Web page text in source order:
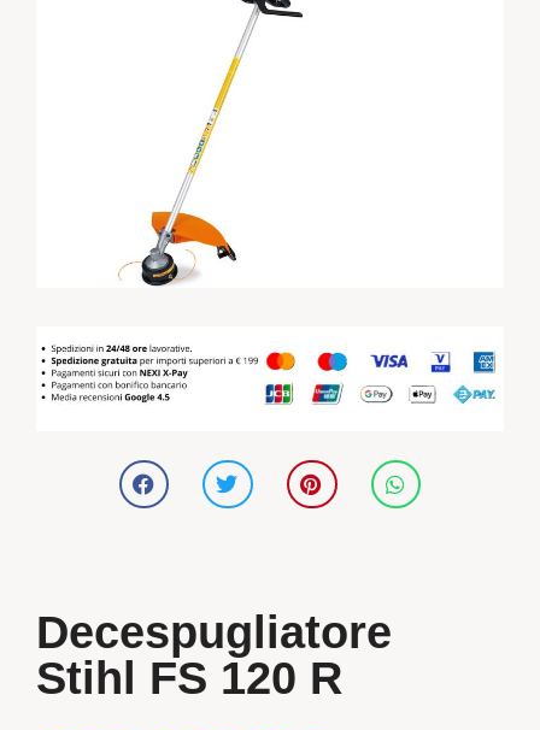
Decespugliatore
Stihl FS 120 R